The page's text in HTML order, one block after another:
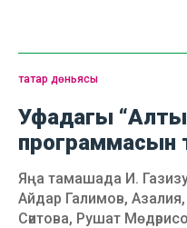
татар дөньясы
Уфадагы
программасын
Яңа тамашада И.
Айдар Галимов,
Сәитова, Рушат